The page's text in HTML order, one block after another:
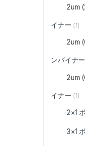
2um
イナー (1)
2um
ンバイナー
2um
イナー (1)
2×1
3×1